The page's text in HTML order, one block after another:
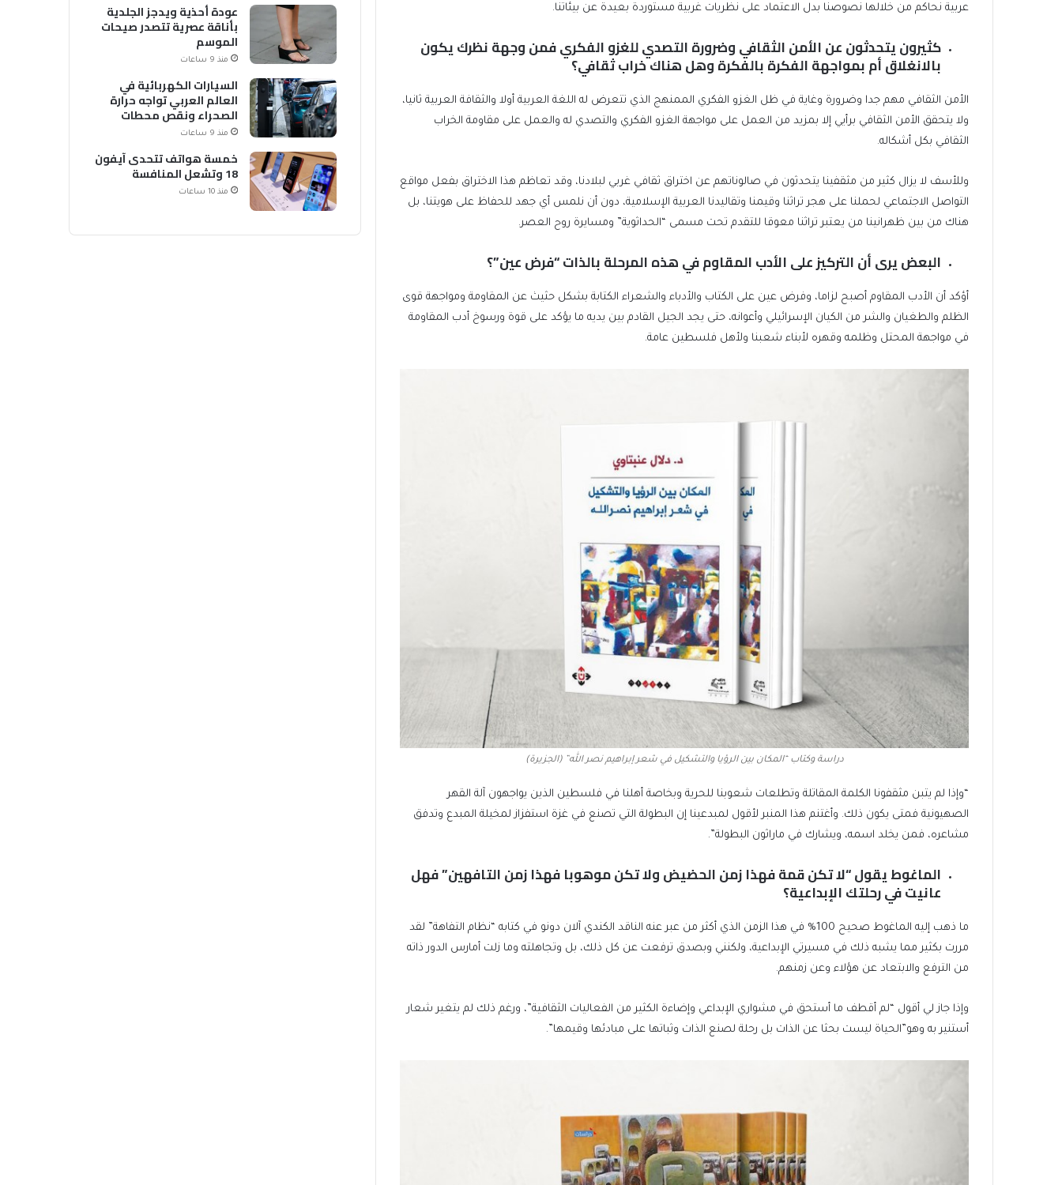
عربية نحاكم من خلالها نصوصنا بدل الاعتماد على نظريات غربية مستوردة بعيدة عن بيئاتنا.
كثيرون يتحدثون عن الأمن الثقافي وضرورة التصدي للغزو الفكري فمن وجهة نظرك يكون
بالانغلاق أم بمواجهة الفكرة بالفكرة وهل هناك خراب ثقافي؟
الأمن الثقافي مهم جدا وضرورة وغاية في ظل الغزو الفكري الممنهج الذي تتعرض له اللغة العربية أولا والثقافة العربية ثانيا،
ولا يتحقق الأمن الثقافي برأيي إلا بمزيد من العمل على مواجهة الغزو الفكري والتصدي له والعمل على مقاومة الخراب
الثقافي بكل أشكاله.
وللأسف لا يزال كثير من مثقفينا يتحدثون في صالوناتهم عن اختراق ثقافي غربي لبلادنا، وقد تعاظم هذا الاختراق بفعل مواقع
التواصل الاجتماعي لحملنا على هجر تراثنا وقيمنا وتقاليدنا العربية الإسلامية، دون أن نلمس أي جهد للحفاظ على هويتنا، بل
هناك من بين ظهرانينا من يعتبر تراثنا معوقا للتقدم تحت مسمى “الحداثوية” ومسايرة روح العصر.
البعض يرى أن التركيز على الأدب المقاوم في هذه المرحلة بالذات “فرض عين”؟
أؤكد أن الأدب المقاوم أصبح لزاما، وفرض عين على الكتاب والأدباء والشعراء الكتابة بشكل حثيث عن المقاومة ومواجهة قوى
الظلم والطغيان والشر من الكيان الإسرائيلي وأعوانه، حتى يجد الجيل القادم بين يديه ما يؤكد على قوة ورسوخ أدب المقاومة
في مواجهة المحتل وظلمه وقهره لأبناء شعبنا ولأهل فلسطين عامة.
دراسة وكتاب “المكان بين الرؤيا والتشكيل في شعر إبراهيم نصر الله” (الجزيرة)
“وإذا لم يتبن مثقفونا الكلمة المقاتلة وتطلعات شعوبنا للحرية وبخاصة أهلنا في فلسطين الذين يواجهون آلة القهر
الصهيونية فمتى يكون ذلك. وأغتنم هذا المنبر لأقول لمبدعينا إن البطولة التي تصنع في غزة استفزاز لمخيلة المبدع وتدفق
مشاعره، فمن يخلد اسمه، ويشارك في ماراثون البطولة”.
الماغوط يقول “لا تكن قمة فهذا زمن الحضيض ولا تكن موهوبا فهذا زمن التافهين” فهل
عانيت في رحلتك الإبداعية؟
ما ذهب إليه الماغوط صحيح 100% في هذا الزمن الذي أكثر من عبر عنه الناقد الكندي آلان دونو في كتابه “نظام التفاهة” لقد
مررت بكثير مما يشبه ذلك في مسيرتي الإبداعية، ولكنني وبصدق ترفعت عن كل ذلك، بل وتجاهلته وما زلت أمارس الدور ذاته
من الترفع والابتعاد عن هؤلاء وعن زمنهم.
وإذا جاز لي أقول “لم أقطف ما أستحق في مشواري الإبداعي وإضاءة الكثير من الفعاليات الثقافية”، ورغم ذلك لم يتغير شعار
أستنير به وهو”الحياة ليست بحثا عن الذات بل رحلة لصنع الذات وثباتها على مبادئها وقيمها”.
عودة أحذية ويدجز الجلدية
بأناقة عصرية تتصدر صيحات
الموسم
منذ 9 ساعات
السيارات الكهربائية في
العالم العربي تواجه حرارة
الصحراء ونقص محطات
الشحن
منذ 9 ساعات
خمسة هواتف تتحدى آيفون
18 وتشعل المنافسة
منذ 10 ساعات